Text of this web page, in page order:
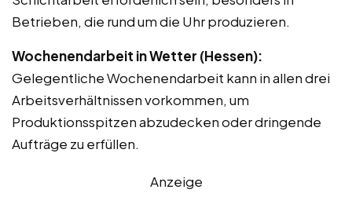
Betrieben, die rund um die Uhr produzieren.
Wochenendarbeit in Wetter (Hessen):
Gelegentliche Wochenendarbeit kann in allen drei
Arbeitsverhältnissen vorkommen, um
Produktionsspitzen abzudecken oder dringende
Aufträge zu erfüllen.
Anzeige